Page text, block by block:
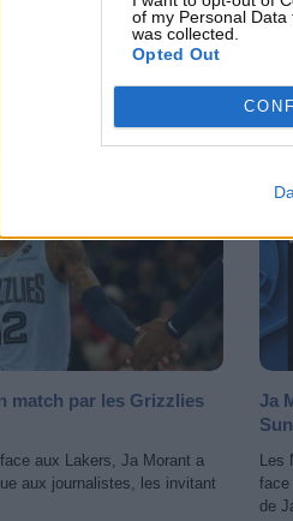
of my Personal
was collected.
Opted Out
le retour maîtrisé de Ja
pris le dessus sur des
puis
NEWS NBA
match par les Grizzlies
aux Lakers, Ja Morant a
aux journalistes, les invitant
Ja
Les
face
de